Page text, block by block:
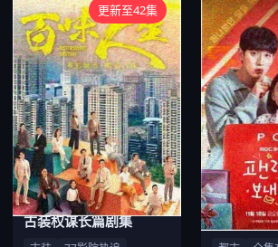
更新至42集
古装权谋长篇剧集 都市家庭